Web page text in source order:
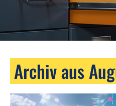
Archiv aus